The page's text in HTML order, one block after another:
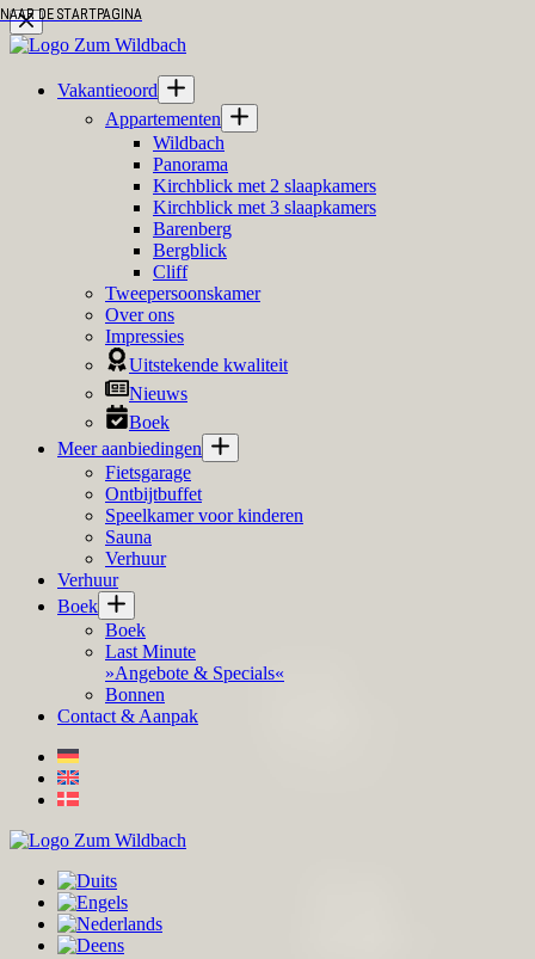
Ga
naar
inhoudVakantieoord
Appartementen
Wildbach
Panorama
Kirchblick met 2 slaapkamers
Kirchblick met 3 slaapkamers
Barenberg
Bergblick
Cliff
Tweepersoonskamer
Over ons
Impressies
Uitstekende kwaliteit
Nieuws
Boek
Meer aanbiedingen
Fietsgarage
Ontbijtbuffet
Speelkamer voor kinderen
Sauna
Verhuur
Verhuur
Boek
Boek
Last Minute
»Angebote & Specials«
Bonnen
Contact & Aanpak
NAAR DE STARTPAGINA
NAAR DE STARTPAGINA